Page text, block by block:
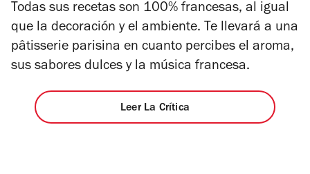
de
5
estrellas
Todas sus recetas son 100% francesas, al igual
que la decoración y el ambiente. Te llevará a una
pâtisserie parisina en cuanto percibes el aroma,
sus sabores dulces y la música francesa.
Leer La Crítica